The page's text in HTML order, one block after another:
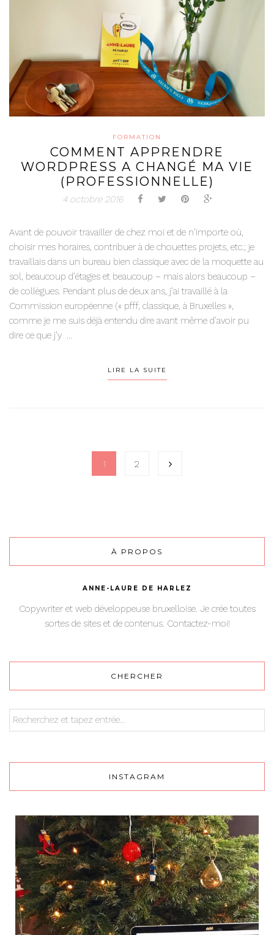
FORMATION
COMMENT APPRENDRE
WORDPRESS A CHANGÉ MA VIE
(PROFESSIONNELLE)
4 octobre 2016
Avant de pouvoir travailler de chez moi et de n’importe où,
choisir mes horaires, contribuer à de chouettes projets, etc.; je
travaillais dans un bureau bien classique avec de la moquette au
sol, beaucoup d’étages et beaucoup – mais alors beaucoup –
de collègues. Pendant plus de deux ans, j’ai travaillé à la
Commission européenne (« pfff, classique, à Bruxelles »,
comme je me suis déjà entendu dire avant même d’avoir pu
dire ce que j’y ...
LIRE LA SUITE
1 2
À PROPOS
ANNE-LAURE DE HARLEZ
Copywriter et web développeuse bruxelloise. Je crée toutes
sortes de sites et de contenus. Contactez-moi!
CHERCHER
INSTAGRAM